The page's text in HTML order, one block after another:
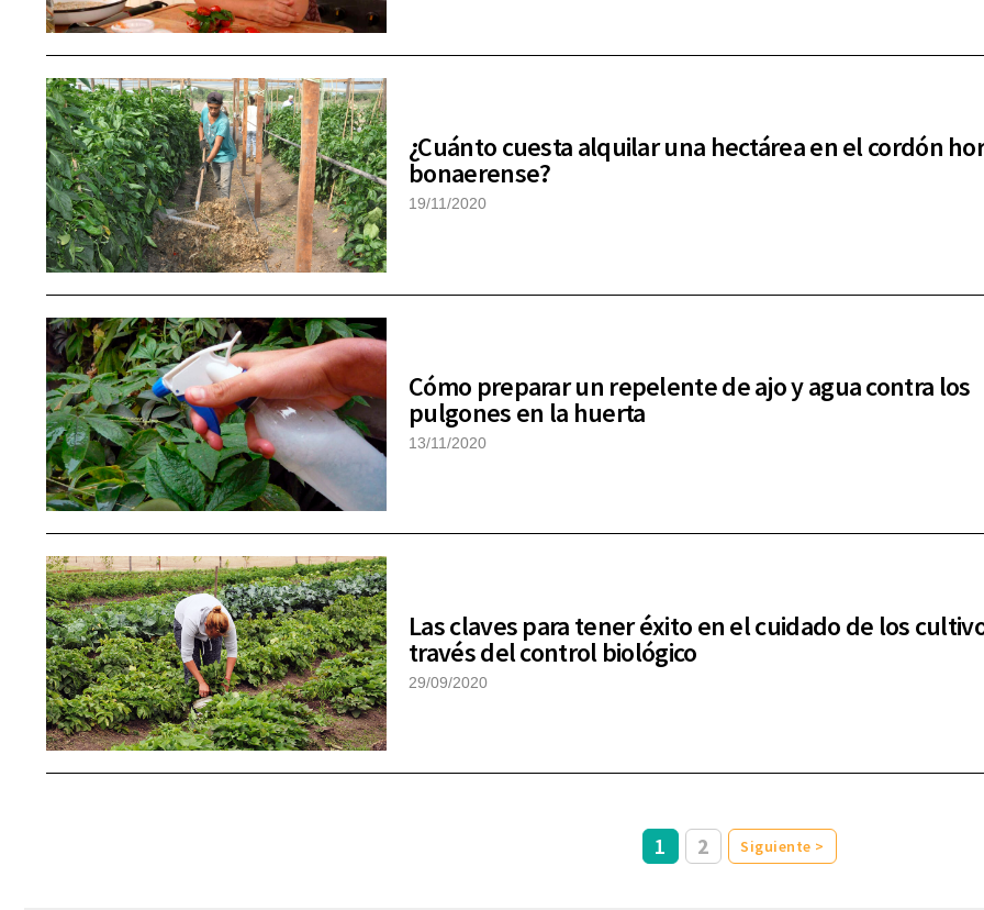
¿Cuánto cuesta alquilar una hectárea en el cordón
bonaerense?
19/11/2020
Cómo preparar un repelente de ajo y agua contra los
pulgones en la huerta
13/11/2020
Las claves para tener éxito en el cuidado de los
través del control biológico
29/09/2020
1 2 Siguiente >